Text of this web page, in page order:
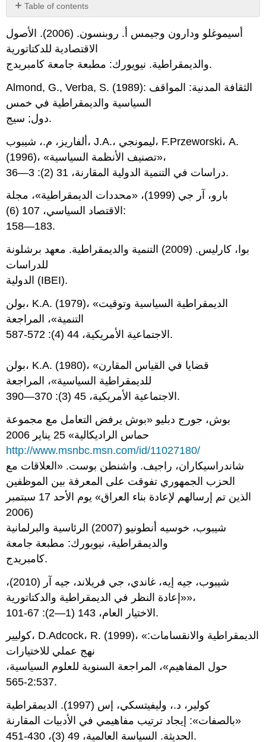
Table of contents
No
headers
أسيموغلو ودارون وجيمس أ. روبنسون. (2006). الأصول
الاقتصادية للدكتاتورية
والديمقراطية. نيويورك: مطبعة جامعة كامبريدج.
Almond, G., Verba, S. (1989): الثقافة المدنية: المواقف
السياسية والديمقراطية في خمس
دول; سيج.
ألفاريز، م.، شيبوب، J.A.، ليمونجي، F.Przeworski، A.
(1996)، «تصنيف الأنظمة السياسية»،
دراسات في التنمية الدولية المقارنة، 31 (2): 3—36.
بارو، آر جي (1999)، «محددات الديمقراطية»، مجلة
الاقتصاد السياسي، 107 (6):
158—183.
بوا، كارليس. (2009) التنمية والديمقراطية. معهد برشلونة
للدراسات
الدولية (IBEI).
بولن، K.A. (1979)، «الديمقراطية السياسية وتوقيت
التنمية»، المراجعة
الاجتماعية الأمريكية، 44 (4): 572-587.
بولن، K.A. (1980)، «قضايا في القياس المقارن
للديمقراطية السياسية»، المراجعة
الاجتماعية الأمريكية، 45 (3): 370—390.
بوش، جورج دبليو «بوش يرفض التعامل مع مجموعة
حماس الراديكالية» 25 يناير 2006
http://www.msnbc.msn.com/id/11027180/
شاندراسيكاران، راجيف. واشنطن بوست. «العلاقات مع
الحزب الجمهوري تفوقت على المعرفة بين الموظفين
الذين تم إرسالهم لإعادة بناء العراق» يوم الأحد 17 سبتمبر
2006)
شيبوب، خوسيه أنطونيو (2007) الرئاسية والبرلمانية
والديمقراطية، نيويورك: مطبعة جامعة
كامبريدج.
شيبوب، جيه إيه، غاندي، جي فريلاند، جيه آر (2010)،
«إعادة النظر في الديمقراطية والدكتاتورية»،
الاختيار العام، 143 (1—2): 67-101.
كوليير، D.Adcock، R. (1999)، «الديمقراطية والانقسامات:
نهج عملي للاختيارات
حول المفاهيم»، المراجعة السنوية للعلوم السياسية،
2:537-565.
كولير، د.، وليفيتسكي، إس (1997). الديمقراطية
«بالصفات»: إيجاد ترتيب مفاهيمي في الأدبيات المقارنة
الحديثة. السياسة العالمية، 49 (3)، 430-451.